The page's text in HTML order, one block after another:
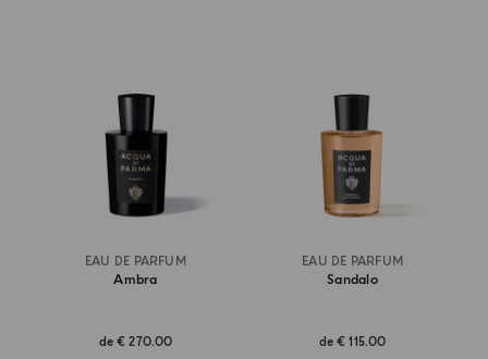
EAU DE PARFUM
Ambra
de€ 270.00
EAU DE PARFUM
Sandalo
de€ 115.00